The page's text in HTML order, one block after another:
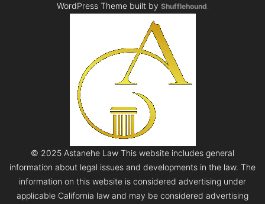
WordPress Theme built by Shufflehound.
© 2025 Astanehe Law This website includes general
information about legal issues and developments in the law. The
information on this website is considered advertising under
applicable California law and may be considered advertising